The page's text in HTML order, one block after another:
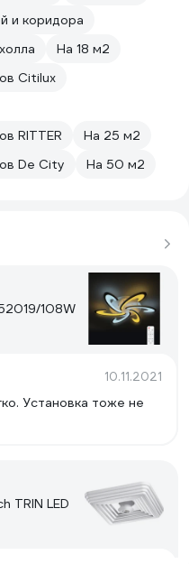
и коридора
На 18 м2
Citilux
RITTER
На 25 м2
De City
На 50 м2
108W
10.11.2021
Установка тоже не
TRIN LED